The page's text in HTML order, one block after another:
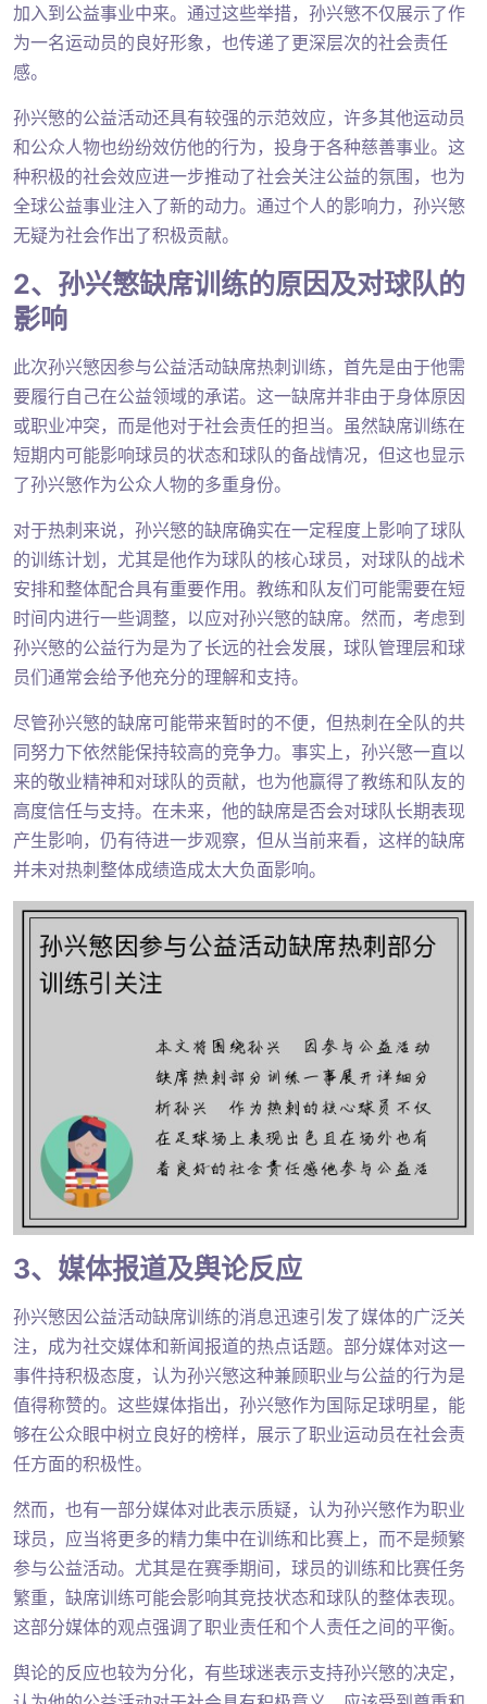
加入到公益事业中来。通过这些举措，孙兴慜不仅展示了作
为一名运动员的良好形象，也传递了更深层次的社会责任
感。
孙兴慜的公益活动还具有较强的示范效应，许多其他运动员
和公众人物也纷纷效仿他的行为，投身于各种慈善事业。这
种积极的社会效应进一步推动了社会关注公益的氛围，也为
全球公益事业注入了新的动力。通过个人的影响力，孙兴慜
无疑为社会作出了积极贡献。
2、孙兴慜缺席训练的原因及对球队的
影响
此次孙兴慜因参与公益活动缺席热刺训练，首先是由于他需
要履行自己在公益领域的承诺。这一缺席并非由于身体原因
或职业冲突，而是他对于社会责任的担当。虽然缺席训练在
短期内可能影响球员的状态和球队的备战情况，但这也显示
了孙兴慜作为公众人物的多重身份。
对于热刺来说，孙兴慜的缺席确实在一定程度上影响了球队
的训练计划，尤其是他作为球队的核心球员，对球队的战术
安排和整体配合具有重要作用。教练和队友们可能需要在短
时间内进行一些调整，以应对孙兴慜的缺席。然而，考虑到
孙兴慜的公益行为是为了长远的社会发展，球队管理层和球
员们通常会给予他充分的理解和支持。
尽管孙兴慜的缺席可能带来暂时的不便，但热刺在全队的共
同努力下依然能保持较高的竞争力。事实上，孙兴慜一直以
来的敬业精神和对球队的贡献，也为他赢得了教练和队友的
高度信任与支持。在未来，他的缺席是否会对球队长期表现
产生影响，仍有待进一步观察，但从当前来看，这样的缺席
并未对热刺整体成绩造成太大负面影响。
3、媒体报道及舆论反应
孙兴慜因公益活动缺席训练的消息迅速引发了媒体的广泛关
注，成为社交媒体和新闻报道的热点话题。部分媒体对这一
事件持积极态度，认为孙兴慜这种兼顾职业与公益的行为是
值得称赞的。这些媒体指出，孙兴慜作为国际足球明星，能
够在公众眼中树立良好的榜样，展示了职业运动员在社会责
任方面的积极性。
然而，也有一部分媒体对此表示质疑，认为孙兴慜作为职业
球员，应当将更多的精力集中在训练和比赛上，而不是频繁
参与公益活动。尤其是在赛季期间，球员的训练和比赛任务
繁重，缺席训练可能会影响其竞技状态和球队的整体表现。
这部分媒体的观点强调了职业责任和个人责任之间的平衡。
舆论的反应也较为分化，有些球迷表示支持孙兴慜的决定，